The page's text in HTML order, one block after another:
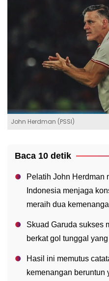
John Herdman (PSSI)
Baca 10 detik
Pelatih John Herdman
Indonesia menjaga
meraih dua
Skuad Garuda sukses
berkat gol tunggal
Hasil ini memutus
kemenangan beruntun